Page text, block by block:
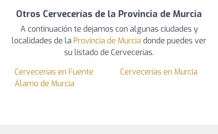
Otros Cervecerías de la Provincia de Murcia
A continuación te dejamos con algunas ciudades y
localidades de la Provincia de Murcia donde puedes ver
su listado de Cervecerías.
Cervecerías en Fuente
Álamo de Murcia
Cervecerías en Murcia